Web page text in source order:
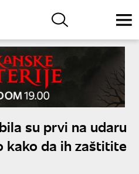
su prvi na udaru
kako da ih zaštitite